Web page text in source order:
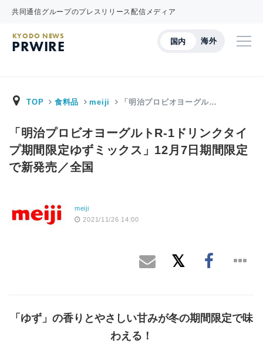
共同通信グループのプレスリリース配信メディア
国内 海外
KYODO NEWS
PRWIRE
TOP 食料品 meiji 「明治プロビオヨーグル…
「明治プロビオヨーグルトR-1ドリンクタイ
プ期間限定ゆずミックス」12月7日期間限定
で新発売／全国
meiji
2021/11/26 14:00
「ゆず」の香りとやさしい甘みが冬の期間限定で味
わえる！